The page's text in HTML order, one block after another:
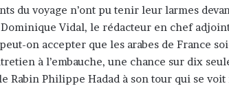
du voyage n’ont pu tenir leur larmes
Dominique Vidal, le rédacteur en chef
on accepter que les arabes de France
à l’embauche, une chance sur dix
Rabin Philippe Hadad à son tour qui se